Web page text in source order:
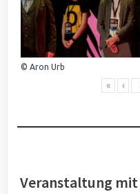
© Aron Urb
« ‹
Veranstaltung mit